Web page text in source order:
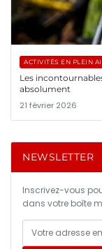
ACTIVITÉS EN PLEIN
Les
absolument
21 février 2026
NEWSLETTER
Inscrivez-vous
dans votre boîte